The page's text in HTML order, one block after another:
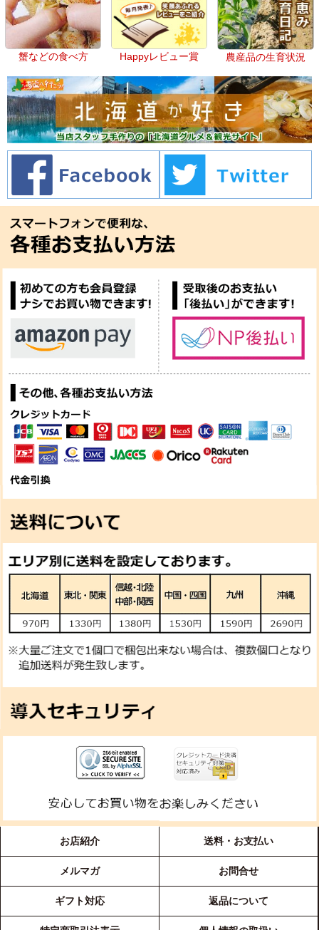
蟹などの食べ方 Happyレビュー賞 農産品の生育状況
お店紹介 送料・お支払い
メルマガ お問合せ
ギフト対応 返品について